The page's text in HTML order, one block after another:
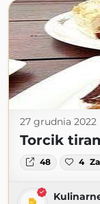
27 grudnia 2022
Torcik
48 4